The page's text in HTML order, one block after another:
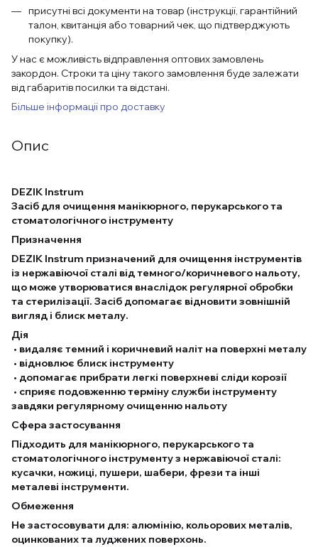
присутні всі документи на товар (інструкції, гарантійний
талон, квитанція або товарний чек, що підтверджують
покупку).
У нас є можливість відправлення оптових замовлень
закордон. Строки та ціну такого замовлення буде залежати
від габаритів посилки та відстані.
Більше інформації про доставку
Опис
DEZIK Instrum
Засіб для очищення манікюрного, перукарського та
стоматологічного інструменту
Призначення
DEZIK Instrum призначений для очищення інструментів
із нержавіючої сталі від темного/коричневого нальоту,
що може утворюватися внаслідок регулярної обробки
та стерилізації. Засіб допомагає відновити зовнішній
вигляд і блиск металу.
Дія
• видаляє темний і коричневий наліт на поверхні металу
• відновлює блиск інструменту
• допомагає прибрати легкі поверхневі сліди корозії
• сприяє подовженню терміну служби інструменту
завдяки регулярному очищенню нальоту
Сфера застосування
Підходить для манікюрного, перукарського та
стоматологічного інструменту з нержавіючої сталі:
кусачки, ножиці, пушери, шабери, фрези та інші
металеві інструменти.
Обмеження
Не застосовувати для: алюмінію, кольорових металів,
оцинкованих та луджених поверхонь.